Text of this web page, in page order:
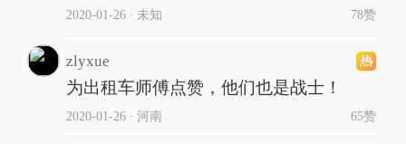
2020-01-26∙ 未知 78赞
zlyxue
为出租车师傅点赞，他们也是战士！
2020-01-26∙ 河南 65赞